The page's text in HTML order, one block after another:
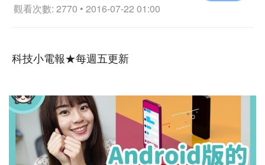
觀看次數: 2770 • 2016-07-22 01:00
科技小電報★每週五更新